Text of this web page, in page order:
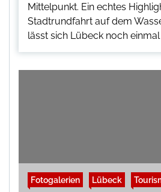
Mittelpunkt. Ein echtes
Stadtrundfahrt auf dem
lässt sich Lübeck noch einmal
Fotogalerien Lübeck